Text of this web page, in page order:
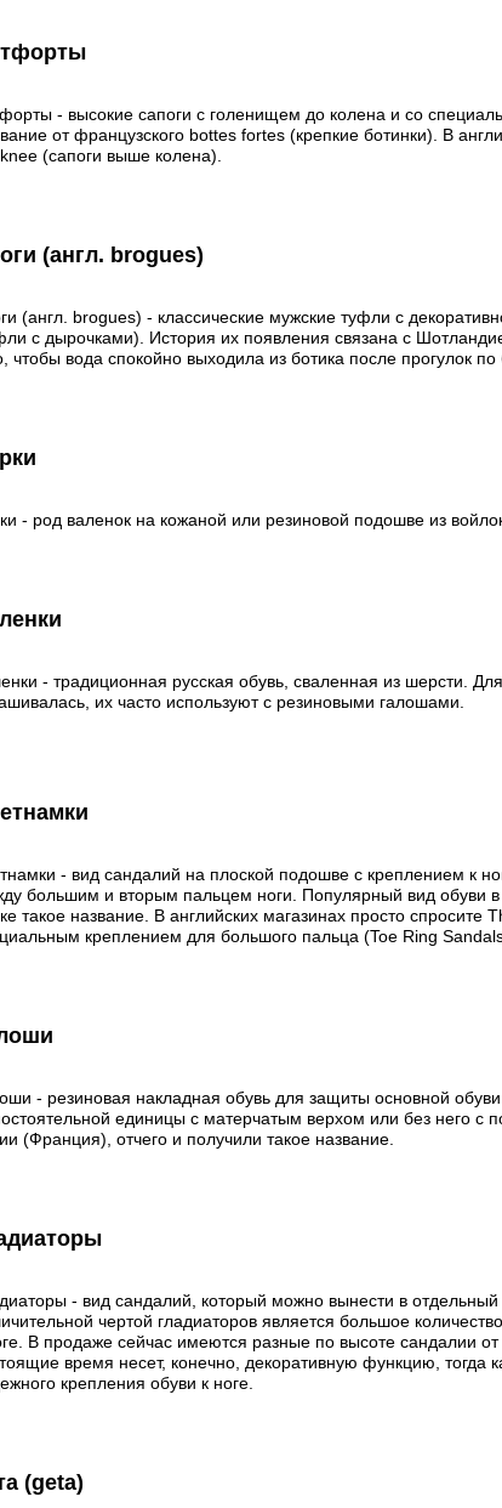
- высокие сапоги с голенищем до колена и со
от французского bottes fortes (крепкие ботинки). В
(сапоги выше колена).
(англ. brogues)
(англ. brogues) - классические мужские туфли с
с дырочками). История их появления связана с
чтобы вода спокойно выходила из ботика после прогулок по
- род валенок на кожаной или резиновой подошве из
- традиционная русская обувь, сваленная из шерсти.
их часто используют с резиновыми галошами.
- вид сандалий на плоской подошве с креплением к
большим и вторым пальцем ноги. Популярный вид обуви в
такое название. В английских магазинах просто спросите
креплением для большого пальца (Toe Ring
- резиновая накладная обувь для защиты основной
единицы с матерчатым верхом или без него с
(Франция), отчего и получили такое название.
- вид сандалий, который можно вынести в
чертой гладиаторов является большое
В продаже сейчас имеются разные по высоте сандалии
время несет, конечно, декоративную функцию, тогда
крепления обуви к ноге.
(geta)